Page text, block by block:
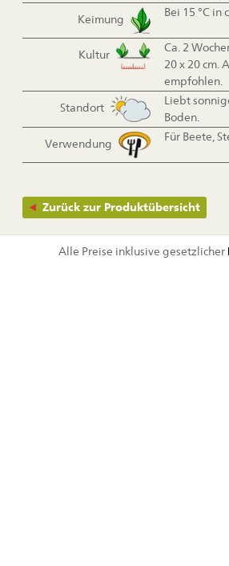
Keimung
Bei 15 °C in
Kultur
Ca. 2
20 x 20 cm.
empfohlen.
Standort
Liebt
Boden.
Verwendung
Für Beete,
Zurück zur Produktübersicht
Alle Preise inklusive gesetzlicher